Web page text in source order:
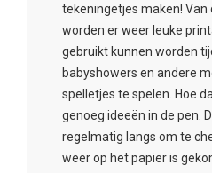
tekeningetjes maken!
worden er weer leuke
gebruikt kunnen worden
babyshowers en andere
spelletjes te spelen. Hoe
genoeg ideeën in de pen.
regelmatig langs om te
weer op het papier is